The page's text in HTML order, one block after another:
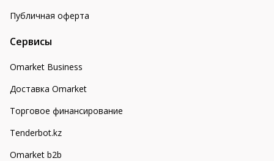
Публичная оферта
Сервисы
Omarket Business
Доставка Omarket
Торговое финансирование
Tenderbot.kz
Omarket b2b